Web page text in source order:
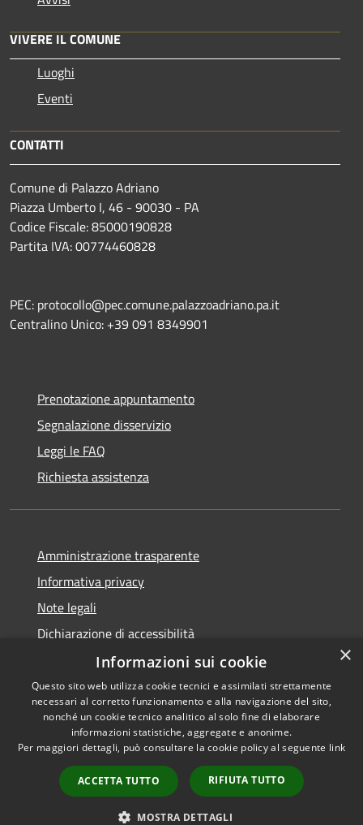
VIVERE IL COMUNE
Luoghi
Eventi
CONTATTI
Comune di Palazzo Adriano
Piazza Umberto I, 46 - 90030 - PA
Codice Fiscale: 85000190828
Partita IVA: 00774460828
PEC: protocollo@pec.comune.palazzoadriano.pa.it
Centralino Unico: +39 091 8349901
Prenotazione appuntamento
Segnalazione disservizio
Leggi le FAQ
Richiesta assistenza
Amministrazione trasparente
Informativa privacy
Note legali
Dichiarazione di accessibilità
Accessibilità
Privacy
Mappa del sito
Portale dei dipendenti
Copyright © 2026 • Comune di
Palazzo Adriano • Powered by
Municipium•Accesso
redazione
×
Informazioni sui cookie
Questo sito web utilizza cookie tecnici e assimilati strettamente
necessari al corretto funzionamento e alla navigazione del sito,
nonché un cookie tecnico analitico al solo fine di elaborare
informazioni statistiche, aggregate e anonime.
Per maggiori dettagli, può consultare la cookie policy al seguente link
ACCETTA TUTTO RIFIUTA TUTTO
MOSTRA DETTAGLI